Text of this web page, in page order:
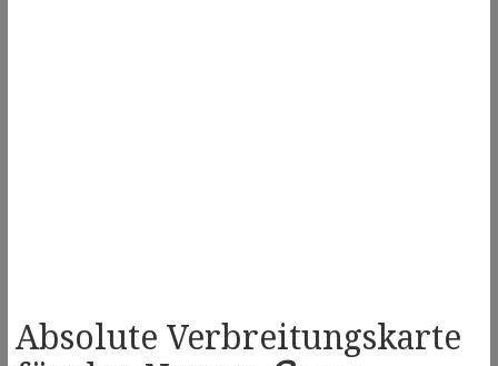
Absolute Verbreitungskarte